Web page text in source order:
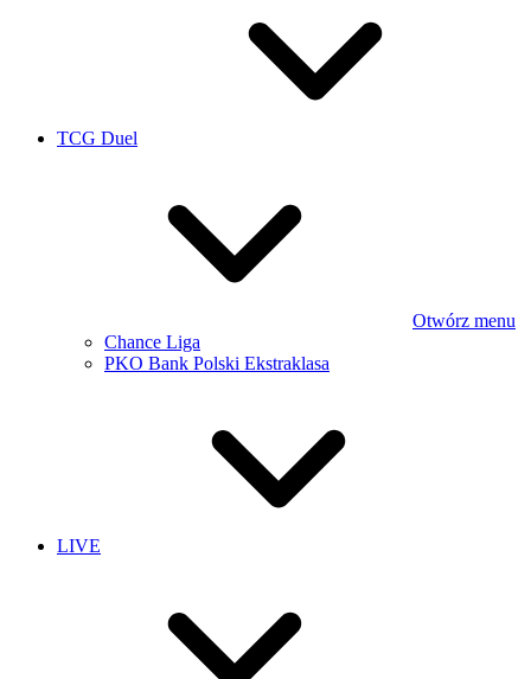
TCG Duel
Otwórz menu
Chance Liga
PKO Bank Polski Ekstraklasa
LIVE